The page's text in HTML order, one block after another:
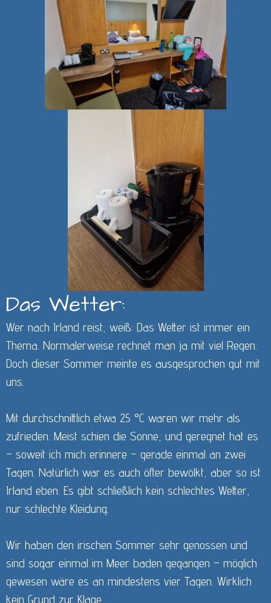
Das Wetter:
Wer nach Irland reist, weiß: Das Wetter ist immer ein
Thema. Normalerweise rechnet man ja mit viel Regen.
Doch dieser Sommer meinte es ausgesprochen gut mit
uns.
Mit durchschnittlich etwa 25 °C waren wir mehr als
zufrieden. Meist schien die Sonne, und geregnet hat es
– soweit ich mich erinnere – gerade einmal an zwei
Tagen. Natürlich war es auch öfter bewölkt, aber so ist
Irland eben. Es gibt schließlich kein schlechtes Wetter,
nur schlechte Kleidung.
Wir haben den irischen Sommer sehr genossen und
sind sogar einmal im Meer baden gegangen – möglich
gewesen wäre es an mindestens vier Tagen. Wirklich
kein Grund zur Klage.